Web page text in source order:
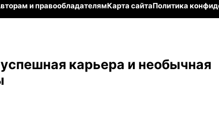
и правообладателямКарта сайтаПолитика
карьера и необычная